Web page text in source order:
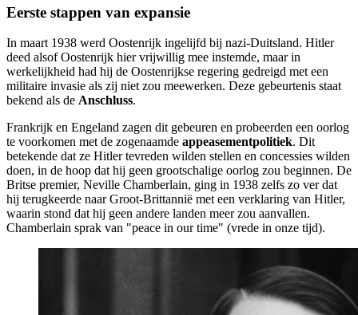
Eerste stappen van expansie
In maart 1938 werd Oostenrijk ingelijfd bij nazi-Duitsland. Hitler
deed alsof Oostenrijk hier vrijwillig mee instemde, maar in
werkelijkheid had hij de Oostenrijkse regering gedreigd met een
militaire invasie als zij niet zou meewerken. Deze gebeurtenis staat
bekend als de Anschluss.
Frankrijk en Engeland zagen dit gebeuren en probeerden een oorlog
te voorkomen met de zogenaamde appeasementpolitiek. Dit
betekende dat ze Hitler tevreden wilden stellen en concessies wilden
doen, in de hoop dat hij geen grootschalige oorlog zou beginnen. De
Britse premier, Neville Chamberlain, ging in 1938 zelfs zo ver dat
hij terugkeerde naar Groot-Brittannië met een verklaring van Hitler,
waarin stond dat hij geen andere landen meer zou aanvallen.
Chamberlain sprak van "peace in our time" (vrede in onze tijd).